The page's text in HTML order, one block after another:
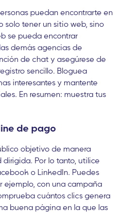
puedan encontrarte en
solo tener un sitio web, sino
se pueda encontrar
demás agencias de
de chat y asegúrese de
sencillo. Bloguea
interesantes y mantente
En resumen: muestra tus
de pago
objetivo de manera
Por lo tanto, utilice
o LinkedIn. Puedes
ejemplo, con una campaña
cuántos clics genera
buena página en la que las